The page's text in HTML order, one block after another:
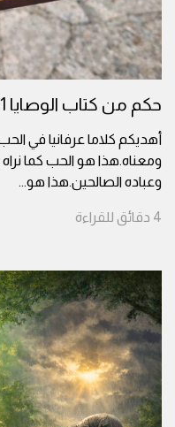
حكم من كتاب الوصايا 51/ 58
أهديكم كلاما عرفانيا في
ومعناه.هذا هو الحب كما نراه
وعباده الصالحين.هذا هو...
4 دقائق للقراءة